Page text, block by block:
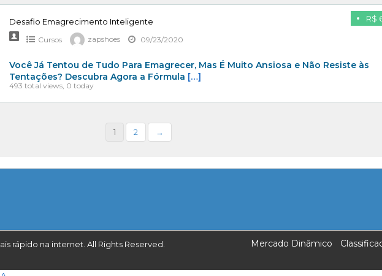
R$
Desafio Emagrecimento Inteligente
Cursos zapshoes 09/23/2020
Você Já Tentou de Tudo Para Emagrecer, Mas É Muito Ansiosa e Não Resiste às
Tentações? Descubra Agora a Fórmula […]
493 total views, 0 today
1 2 →
rápido na internet. All Rights Reserved. Mercado Dinâmico